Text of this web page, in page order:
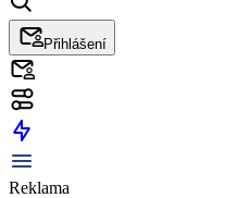
Přihlášení
Reklama